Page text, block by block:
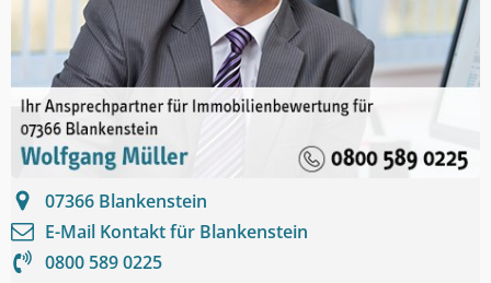
07366 Blankenstein
E-Mail Kontakt für Blankenstein
0800 589 0225